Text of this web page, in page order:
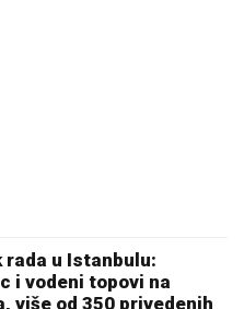
rada u Istanbulu:
i vodeni topovi na
više od 350 privedenih